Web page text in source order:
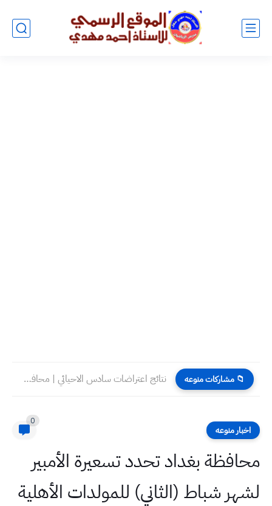
📁 مشاركات منوعه نتائج اعتراضات سادس الاحيائي | محافظة ميسان | الدور الاول...
اخبار منوعه
0
محافظة بغداد تحدد تسعيرة الأمبير
لشهر شباط (الثاني) للمولدات الأهلية